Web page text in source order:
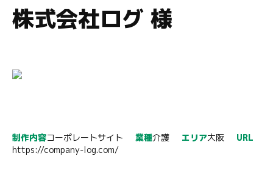
株式会社ログ 様
制作内容コーポレートサイト 業種介護 エリア大阪
URL
https://company-log.com/